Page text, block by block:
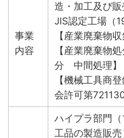
事業
内容
造・加工及び販
JIS認定工場（
【産業廃棄物
【産業廃棄物
分 中間処理】
【機械工具商
会許可第
ハイプラ部門
工品の製造販売